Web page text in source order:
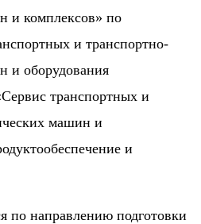
и комплексов» по
и транспортно-
и оборудования
транспортных и
машин и
и
по направлению подготовки